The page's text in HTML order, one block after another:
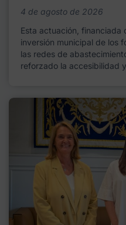
4 de agosto de 2026
Esta actuación,
inversión municipal de los
las redes de
reforzado la accesibilidad